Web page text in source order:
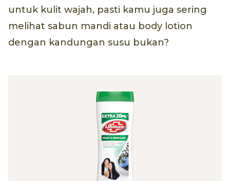
untuk kulit wajah, pasti kamu juga sering
melihat sabun mandi atau body lotion
dengan kandungan susu bukan?